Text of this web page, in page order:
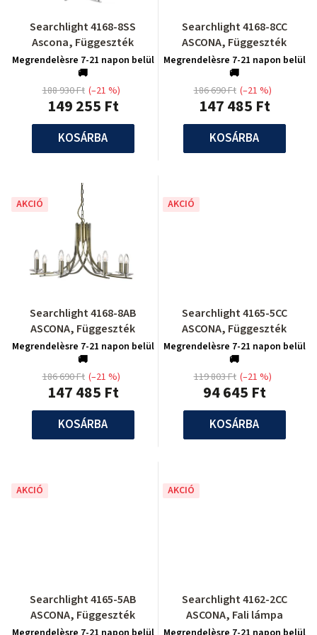
Searchlight 4168-8SS
Ascona, Függeszték
Megrendelèsre 7-21 napon belül
🚚
149 255 Ft
188 930 Ft (–21 %)
KOSÁRBA
Searchlight 4168-8CC
ASCONA, Függeszték
Megrendelèsre 7-21 napon belül
🚚
147 485 Ft
186 690 Ft (–21 %)
KOSÁRBA
AKCIÓ
Searchlight 4168-8AB
ASCONA, Függeszték
Megrendelèsre 7-21 napon belül
🚚
147 485 Ft
186 690 Ft (–21 %)
KOSÁRBA
AKCIÓ
Searchlight 4165-5CC
ASCONA, Függeszték
Megrendelèsre 7-21 napon belül
🚚
94 645 Ft
119 803 Ft (–21 %)
KOSÁRBA
AKCIÓ
Searchlight 4165-5AB
ASCONA, Függeszték
AKCIÓ
Searchlight 4162-2CC
ASCONA, Fali lámpa